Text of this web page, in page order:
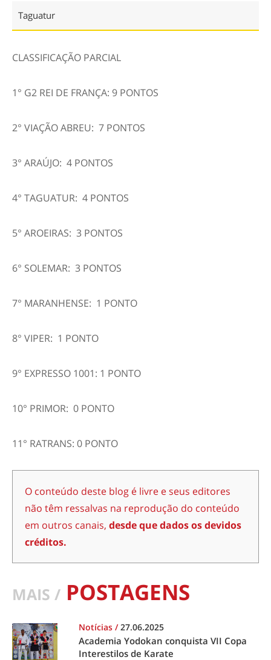
Taguatur
CLASSIFICAÇÃO PARCIAL
1° G2 REI DE FRANÇA: 9 PONTOS
2° VIAÇÃO ABREU: 7 PONTOS
3° ARAÚJO: 4 PONTOS
4° TAGUATUR: 4 PONTOS
5° AROEIRAS: 3 PONTOS
6° SOLEMAR: 3 PONTOS
7° MARANHENSE: 1 PONTO
8° VIPER: 1 PONTO
9° EXPRESSO 1001: 1 PONTO
10° PRIMOR: 0 PONTO
11° RATRANS: 0 PONTO
O conteúdo deste blog é livre e seus editores
não têm ressalvas na reprodução do conteúdo
em outros canais, desde que dados os devidos
créditos.
MAIS / POSTAGENS
Notícias /27.06.2025
Academia Yodokan conquista VII Copa
Interestilos de Karate